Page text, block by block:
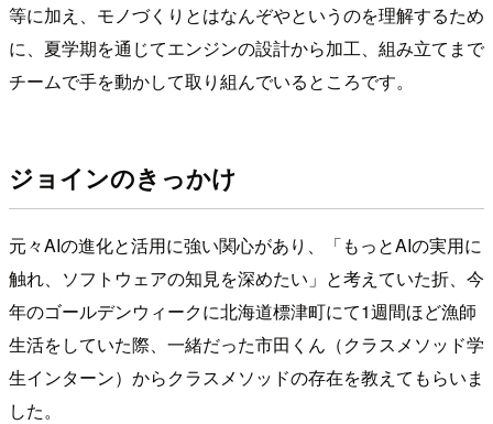
等に加え、モノづくりとはなんぞやというのを理解するため
に、夏学期を通じてエンジンの設計から加工、組み立てまで
チームで手を動かして取り組んでいるところです。
ジョインのきっかけ
元々AIの進化と活用に強い関心があり、「もっとAIの実用に
触れ、ソフトウェアの知見を深めたい」と考えていた折、今
年のゴールデンウィークに北海道標津町にて1週間ほど漁師
生活をしていた際、一緒だった市田くん（クラスメソッド学
生インターン）からクラスメソッドの存在を教えてもらいま
した。